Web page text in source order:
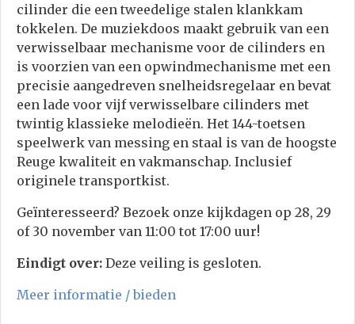
cilinder die een tweedelige stalen klankkam
tokkelen. De muziekdoos maakt gebruik van een
verwisselbaar mechanisme voor de cilinders en
is voorzien van een opwindmechanisme met een
precisie aangedreven snelheidsregelaar en bevat
een lade voor vijf verwisselbare cilinders met
twintig klassieke melodieën. Het 144-toetsen
speelwerk van messing en staal is van de hoogste
Reuge kwaliteit en vakmanschap. Inclusief
originele transportkist.
Geïnteresseerd? Bezoek onze kijkdagen op 28, 29
of 30 november van 11:00 tot 17:00 uur!
Eindigt over: Deze veiling is gesloten.
Meer informatie / bieden